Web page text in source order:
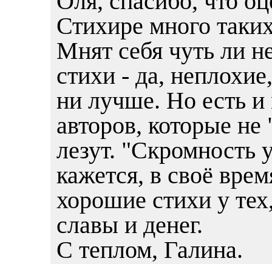
Стихире много
Мнят себя чуть ли
стихи - да,
ни лучше. Но есть и
авторов, которые
лезут. "Скромность
кажется, в своё
хорошие стихи у
славы и денег.
С теплом, Галина.